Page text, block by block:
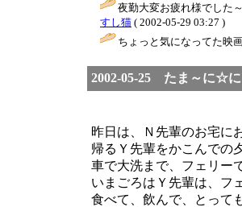
夜勤大変お疲れ様でした
すし猫 ( 2002-05-29 03:27 )
ちょっと気になってた映
2002-05-25 たま～に☆
昨日は、Ｎ先輩のお宅に
帰るＹ先輩をかこんでの
車で大洗まで、フェリー
いまごろはＹ先輩は、フ
食べて、飲んで、とって